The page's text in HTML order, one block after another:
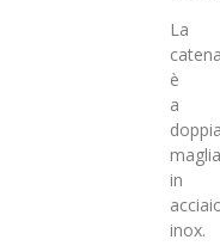
La
è
a
maglia
in
inox.